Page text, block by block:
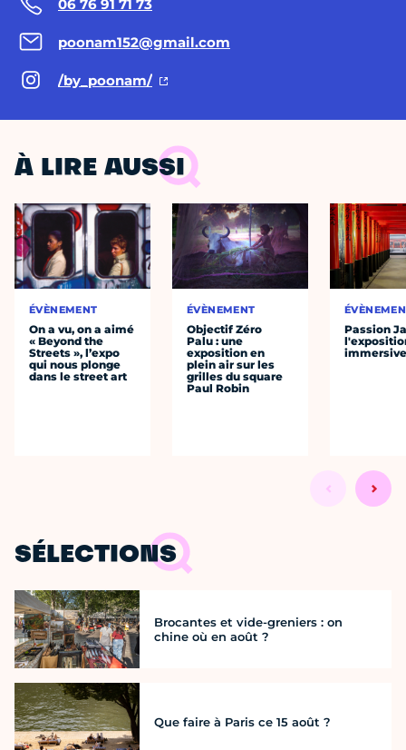
06 76 91 71 73
poonam152@gmail.com
/by_poonam/
À LIRE AUSSI
ÉVÈNEMENT
On a vu, on a aimé
« Beyond the
Streets », l’expo
qui nous plonge
dans le street art
ÉVÈNEMENT
Objectif Zéro
Palu : une
exposition en
plein air sur les
grilles du square
Paul Robin
Passion
SÉLECTIONS
Brocantes et vide-greniers : on
chine où en août ?
Que faire à Paris ce 15 août ?